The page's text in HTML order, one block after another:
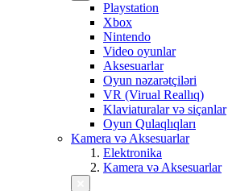
Playstation
Xbox
Nintendo
Video oyunlar
Aksesuarlar
Oyun nəzarətçiləri
VR (Virual Reallıq)
Klaviaturalar və siçanlar
Oyun Qulaqlıqları
Kamera və Aksesuarlar
Elektronika
Kamera və Aksesuarlar